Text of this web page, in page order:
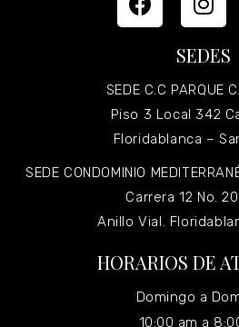
SEDES
SEDE C.C PARQUE
Piso 3 Local 342
Floridablanca –
SEDE CONDOMINIO
Carrera 12 No.
Anillo Vial.
HORARIOS DE
Domingo a
10:00 am a